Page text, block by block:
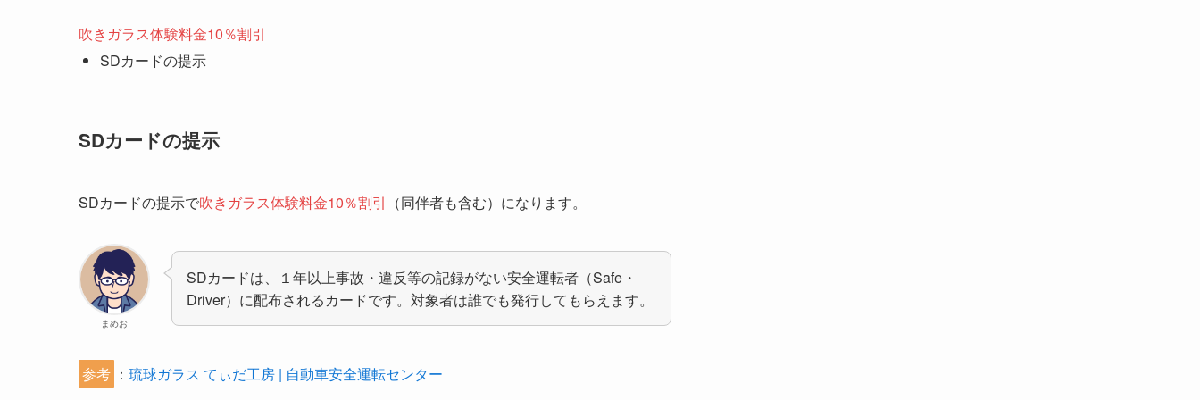
吹きガラス体験料金10％割引
SDカードの提示
SDカードの提示
SDカードの提示で吹きガラス体験料金10％割引 （同伴者も含む）になります。
まめお
SDカードは、１年以上事故・違反等の記録がない安全運転者（Safe・
Driver）に配布されるカードです。対象者は誰でも発行してもらえます。
参考 ： 琉球ガラス てぃだ工房 | 自動車安全運転センター